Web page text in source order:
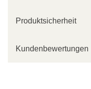
Produktsicherheit
Kundenbewertungen